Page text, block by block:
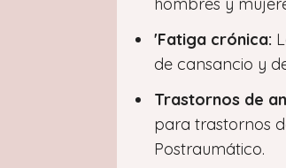
'Fatiga crónica:
de cansancio y
Trastornos de
para trastornos
Postraumático.